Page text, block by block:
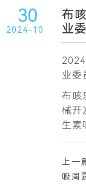
30
2024-10
布
业
业委
布咳
械开
生素
上
吸周